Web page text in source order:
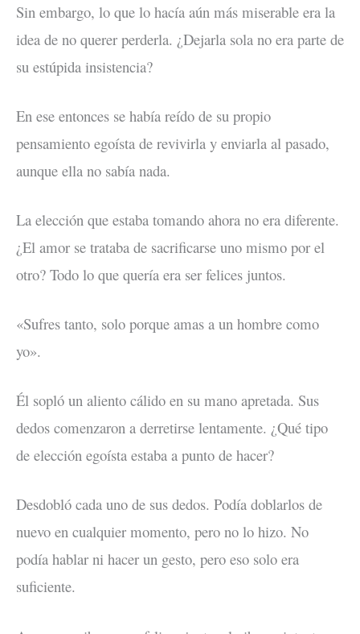
Sin embargo, lo que lo hacía aún más miserable era la
idea de no querer perderla. ¿Dejarla sola no era parte de
su estúpida insistencia?
En ese entonces se había reído de su propio
pensamiento egoísta de revivirla y enviarla al pasado,
aunque ella no sabía nada.
La elección que estaba tomando ahora no era diferente.
¿El amor se trataba de sacrificarse uno mismo por el
otro? Todo lo que quería era ser felices juntos.
«Sufres tanto, solo porque amas a un hombre como
yo».
Él sopló un aliento cálido en su mano apretada. Sus
dedos comenzaron a derretirse lentamente. ¿Qué tipo
de elección egoísta estaba a punto de hacer?
Desdobló cada uno de sus dedos. Podía doblarlos de
nuevo en cualquier momento, pero no lo hizo. No
podía hablar ni hacer un gesto, pero eso solo era
suficiente.